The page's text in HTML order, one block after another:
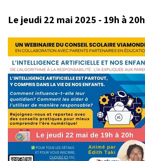
Le jeudi 22 mai 2025 - 19h à 20h